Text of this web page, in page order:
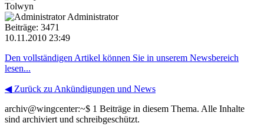
Tolwyn
Administrator
Beiträge: 3471
10.11.2010 23:49
Den vollständigen Artikel können Sie in unserem Newsbereich
lesen...
◀ Zurück zu Ankündigungen und News
archiv@wingcenter:~$ 1 Beiträge in diesem Thema. Alle Inhalte
sind archiviert und schreibgeschützt.